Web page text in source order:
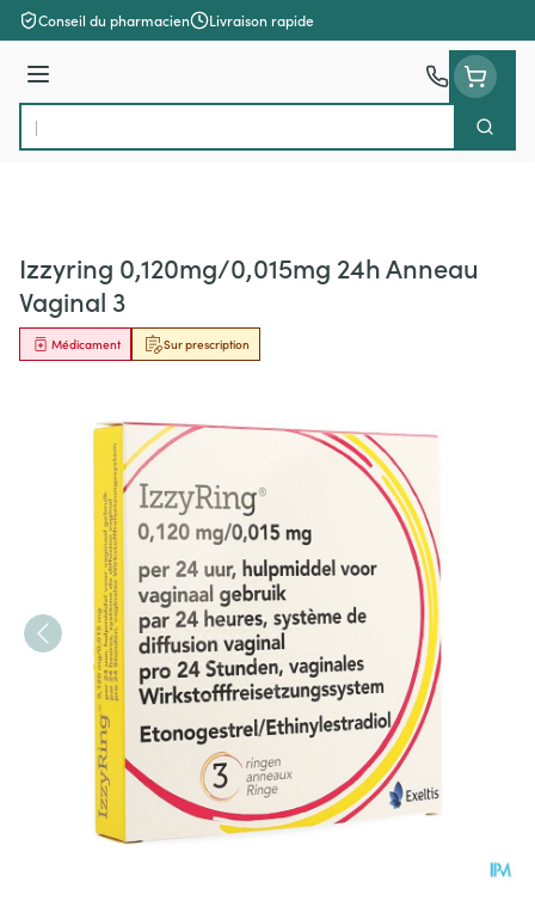
Aller au contenu
Conseil du pharmacien Livraison rapide
Menu
Rechercher
Izzyring 0,120mg/0,015mg 24h Anneau
Vaginal 3
Sur prescription
Médicament